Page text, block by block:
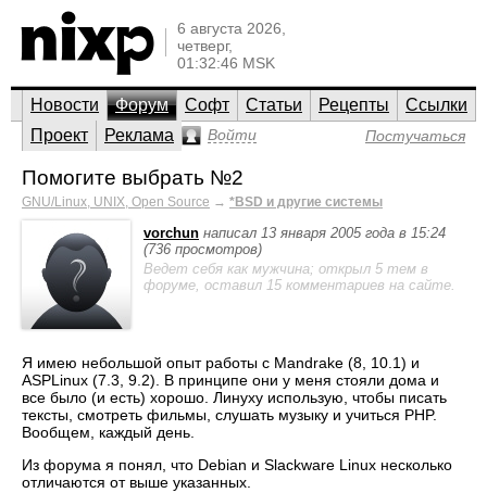
6 августа 2026,
четверг,
01:32:46 MSK
Новости Форум Софт Статьи Рецепты
Ссылки
Проект
Реклама Войти Постучаться
Помогите выбрать №2
GNU/Linux, UNIX, Open Source → *BSD и другие системы
vorchun написал 13 января 2005 года в 15:24
(736 просмотров)
Ведет себя как мужчина; открыл 5 тем в
форуме, оставил 15 комментариев на сайте.
Я имею небольшой опыт работы с Mandrake (8, 10.1) и
ASPLinux (7.3, 9.2). В принципе они у меня стояли дома и
все было (и есть) хорошо. Линуху использую, чтобы писать
тексты, смотреть фильмы, слушать музыку и учиться PHP.
Вообщем, каждый день.
Из форума я понял, что Debian и Slackware Linux несколько
отличаются от выше указанных.